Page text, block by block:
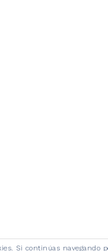
Si continúas navegando